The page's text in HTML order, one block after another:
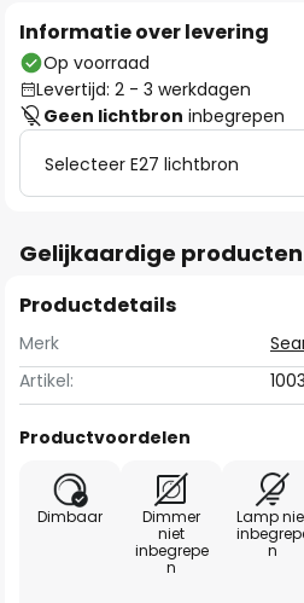
Informatie over levering
Op voorraad
Levertijd: 2 - 3 werkdagen
Geen lichtbron inbegrepen
Selecteer E27 lichtbron
Gelijkaardige producten
Productdetails
Merk
Artikel:
Productvoordelen
Dimbaar
Dimmer
niet
inbegrepe
n
Lamp
n